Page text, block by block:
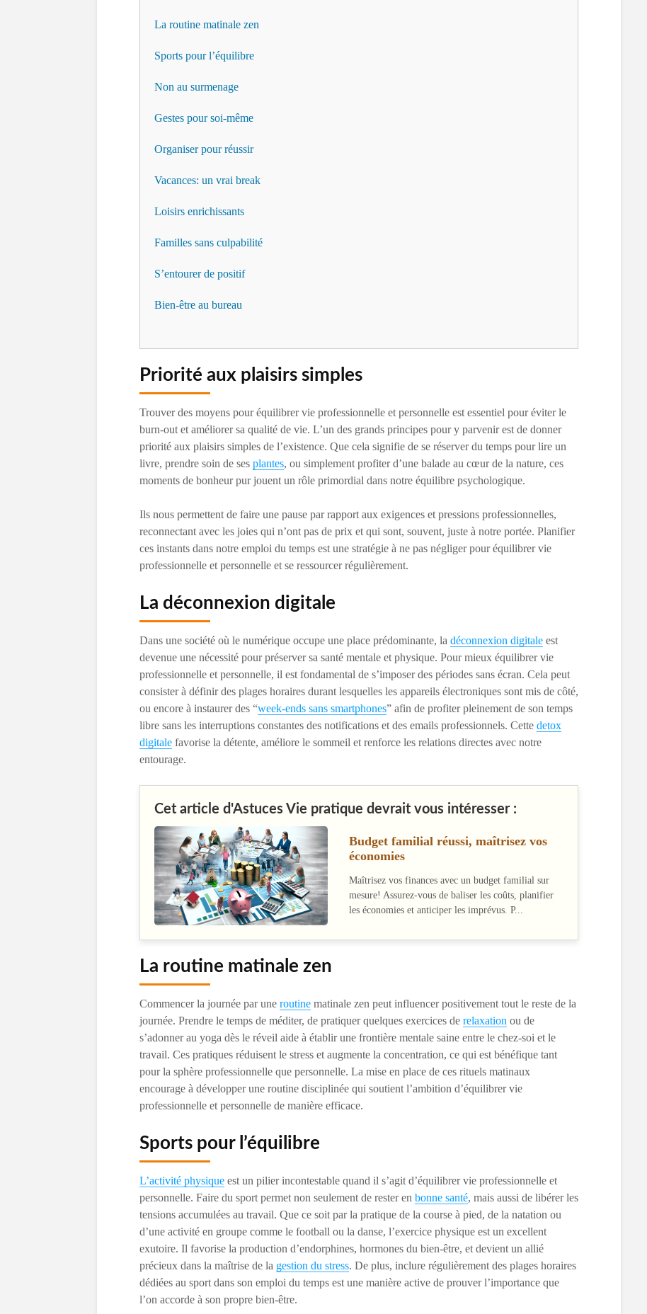
La routine matinale zen
Sports pour l’équilibre
Non au surmenage
Gestes pour soi-même
Organiser pour réussir
Vacances: un vrai break
Loisirs enrichissants
Familles sans culpabilité
S’entourer de positif
Bien-être au bureau
Priorité aux plaisirs simples
Trouver des moyens pour équilibrer vie professionnelle et personnelle est essentiel pour éviter le
burn-out et améliorer sa qualité de vie. L’un des grands principes pour y parvenir est de donner
priorité aux plaisirs simples de l’existence. Que cela signifie de se réserver du temps pour lire un
livre, prendre soin de ses plantes, ou simplement profiter d’une balade au cœur de la nature, ces
moments de bonheur pur jouent un rôle primordial dans notre équilibre psychologique.
Ils nous permettent de faire une pause par rapport aux exigences et pressions professionnelles,
reconnectant avec les joies qui n’ont pas de prix et qui sont, souvent, juste à notre portée. Planifier
ces instants dans notre emploi du temps est une stratégie à ne pas négliger pour équilibrer vie
professionnelle et personnelle et se ressourcer régulièrement.
La déconnexion digitale
Dans une société où le numérique occupe une place prédominante, la déconnexion digitale est
devenue une nécessité pour préserver sa santé mentale et physique. Pour mieux équilibrer vie
professionnelle et personnelle, il est fondamental de s’imposer des périodes sans écran. Cela peut
consister à définir des plages horaires durant lesquelles les appareils électroniques sont mis de côté,
ou encore à instaurer des “week-ends sans smartphones” afin de profiter pleinement de son temps
libre sans les interruptions constantes des notifications et des emails professionnels. Cette detox
digitale favorise la détente, améliore le sommeil et renforce les relations directes avec notre
entourage.
Cet article d'Astuces Vie pratique devrait vous intéresser :
Budget familial réussi, maîtrisez vos
économies
Maîtrisez vos finances avec un budget familial sur
mesure! Assurez-vous de baliser les coûts, planifier
les économies et anticiper les imprévus. P...
La routine matinale zen
Commencer la journée par une routine matinale zen peut influencer positivement tout le reste de la
journée. Prendre le temps de méditer, de pratiquer quelques exercices de relaxation ou de
s’adonner au yoga dès le réveil aide à établir une frontière mentale saine entre le chez-soi et le
travail. Ces pratiques réduisent le stress et augmente la concentration, ce qui est bénéfique tant
pour la sphère professionnelle que personnelle. La mise en place de ces rituels matinaux
encourage à développer une routine disciplinée qui soutient l’ambition d’équilibrer vie
professionnelle et personnelle de manière efficace.
Sports pour l’équilibre
L’activité physique est un pilier incontestable quand il s’agit d’équilibrer vie professionnelle et
personnelle. Faire du sport permet non seulement de rester en bonne santé, mais aussi de libérer les
tensions accumulées au travail. Que ce soit par la pratique de la course à pied, de la natation ou
d’une activité en groupe comme le football ou la danse, l’exercice physique est un excellent
exutoire. Il favorise la production d’endorphines, hormones du bien-être, et devient un allié
précieux dans la maîtrise de la gestion du stress. De plus, inclure régulièrement des plages horaires
dédiées au sport dans son emploi du temps est une manière active de prouver l’importance que
l’on accorde à son propre bien-être.